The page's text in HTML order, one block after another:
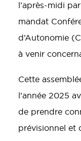
l’après-midi
mandat
d’Autonomie
à venir
Cette
l’année 2025
de prendre
prévisionnel et